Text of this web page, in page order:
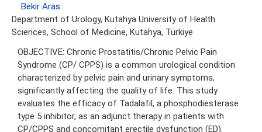
Bekir Aras
Department of Urology, Kutahya University of Health
Sciences, School of Medicine, Kutahya, Türkiye
OBJECTIVE: Chronic Prostatitis/Chronic Pelvic Pain
Syndrome (CP/ CPPS) is a common urological condition
characterized by pelvic pain and urinary symptoms,
significantly affecting the quality of life. This study
evaluates the efficacy of Tadalafil, a phosphodiesterase
type 5 inhibitor, as an adjunct therapy in patients with
CP/CPPS and concomitant erectile dysfunction (ED).